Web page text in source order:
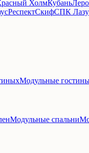
ХолмКубань
РеспектСкифСПК
Модульные
Модульные спальни